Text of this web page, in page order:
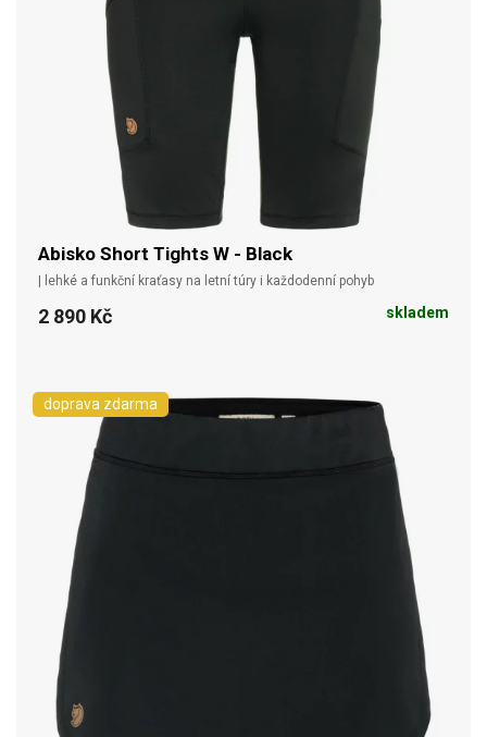
Abisko Short Tights W - Black
| lehké a funkční kraťasy na letní túry i každodenní pohyb
2 890 Kč skladem
doprava zdarma